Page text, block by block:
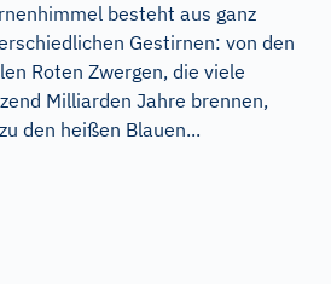
besteht aus ganz
Gestirnen: von den
Roten Zwergen, die viele
Milliarden Jahre brennen,
den heißen Blauen...